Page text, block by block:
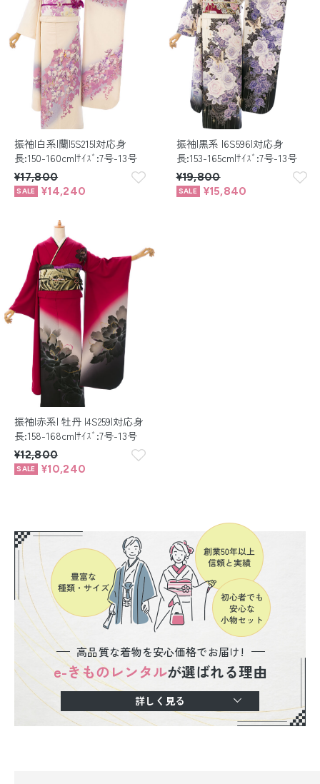
振袖|白系|蘭|5S215|対応身
長:150-160cm|ｻｲｽﾞ:7号-13号
¥17,800
¥14,240
振袖|黒系 |6S596|対応身
長:153-165cm|ｻｲｽﾞ:7号-13号
¥19,800
¥15,840
振袖|赤系| 牡丹 |4S259|対応身
長:158-168cm|ｻｲｽﾞ:7号-13号
¥12,800
¥10,240
高品質な着物を安心価格でお届け!
e-きものレンタルが選ばれる理由
詳しく見る